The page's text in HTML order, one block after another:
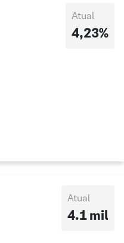
Atual
4,23%
Atual
4.1 mil